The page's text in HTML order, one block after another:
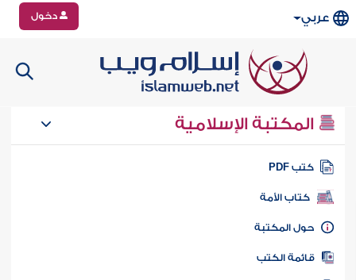
عربي دخول
المكتبة الإسلامية
كتب PDF
كتاب الأمة
المكتبة